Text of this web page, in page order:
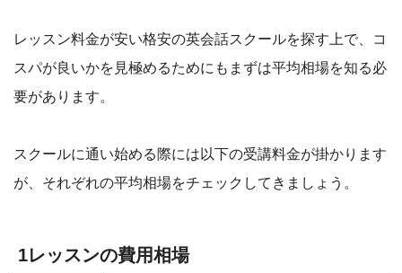
レッスン料金が安い格安の英会話スクールを探す上で、コ
スパが良いかを見極めるためにもまずは平均相場を知る必
要があります。
スクールに通い始める際には以下の受講料金が掛かります
が、それぞれの平均相場をチェックしてきましょう。
1レッスンの費用相場